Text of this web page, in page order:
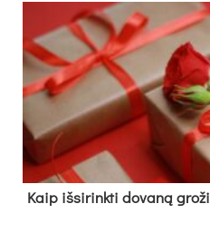
Kaip išsirinkti dovaną